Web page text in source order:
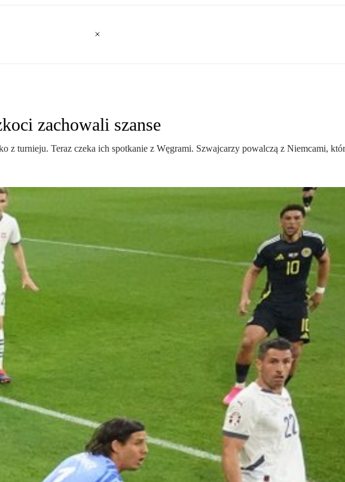
zachowali szanse
z turnieju. Teraz czeka ich spotkanie z Węgrami. Szwajcarzy powalczą z Niemcami,